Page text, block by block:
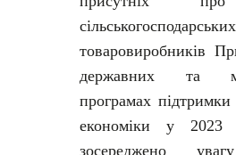
сільськогосподарських
товаровиробників
державних та
програмах підтримки
економіки у 2023
зосереджено